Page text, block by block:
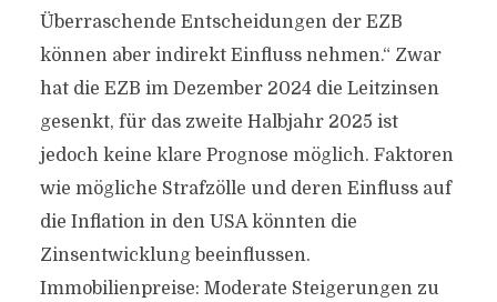
Überraschende Entscheidungen der EZB
können aber indirekt Einfluss nehmen.“ Zwar
hat die EZB im Dezember 2024 die Leitzinsen
gesenkt, für das zweite Halbjahr 2025 ist
jedoch keine klare Prognose möglich. Faktoren
wie mögliche Strafzölle und deren Einfluss auf
die Inflation in den USA könnten die
Zinsentwicklung beeinflussen.
Immobilienpreise: Moderate Steigerungen zu